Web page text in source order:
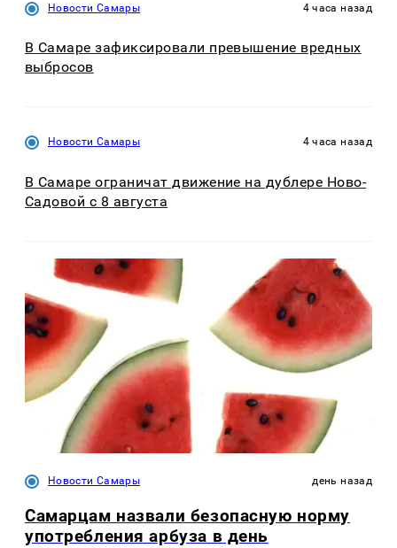
Новости Самары 4 часа назад
В Самаре зафиксировали превышение вредных
выбросов
Новости Самары 4 часа назад
В Самаре ограничат движение на дублере Ново-
Садовой с 8 августа
Новости Самары день назад
Самарцам назвали безопасную норму
употребления арбуза в день